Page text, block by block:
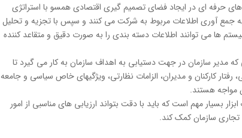
حرفه ای در ایجاد فضای تصمیم گیری اقتصادی همسو با استراتژی
جمع آوری اطلاعات مربوط به شرکت می كنند و سپس با تجزیه و تحلیل
ها می توانند اطلاعات دسته بندی را به صورت دقیق و متقاعد کننده
سازمان در جهت دستیابی به اهداف سازمان به کار می گیرد تا
کارکنان و مدیران، الزامات نظارتی، ویژگیهای خاص سیاسی و جامعه
مواجه هستند.
بسیار مهم است که باید با دقت بتواند ارزیابی های مناسبی از امور
تجاری سازمان کمک کند.